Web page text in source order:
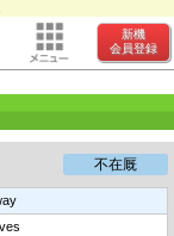
新機
会員登録
不在厩